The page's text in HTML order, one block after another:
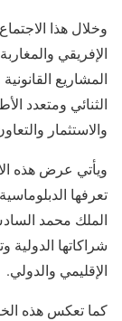
وخلال هذا
الإفريقي
المشاريع
الثنائي ومتعدد
والاستثمار
ويأتي عرض هذه
تعرفها
الملك محمد
شراكاتها
الإقليمي والدولي.
كما تعكس هذه